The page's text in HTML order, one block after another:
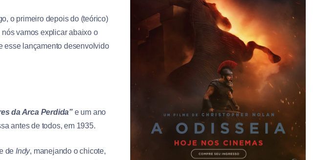
o primeiro depois do (teórico)
vamos explicar abaixo o
esse lançamento desenvolvido
da Arca Perdida” e um ano
antes de todos, em 1935.
de Indy, manejando o chicote,